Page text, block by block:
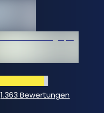
1.363 Bewertungen